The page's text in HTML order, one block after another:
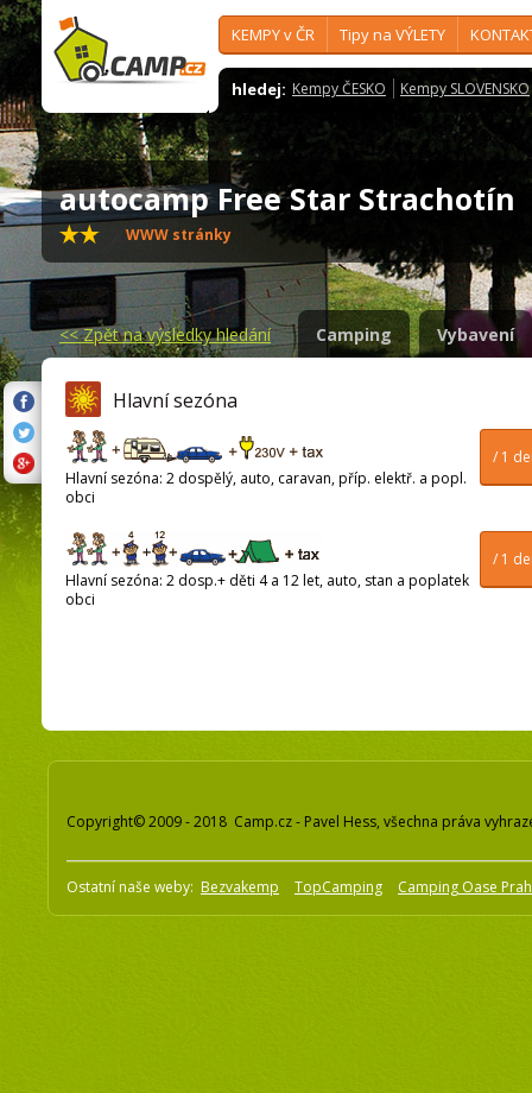
KEMPY v ČR Tipy na VÝLETY
hledej: Kempy ČESKO Kempy SLOVENSKO
autocamp Free Star Strachotín
WWW stránky
<<Zpět na výsledky hledání Camping Vybavení
Hlavní sezóna
/ 1
Hlavní sezóna: 2 dospělý, auto, caravan, příp. elektř. a popl.
obci
/ 1
Hlavní sezóna: 2 dosp.+ děti 4 a 12 let, auto, stan a poplatek
obci
Copyright© 2009 - 2018 Camp.cz - Pavel Hess, všechna práva
Ostatní naše weby: Bezvakemp TopCamping Camping Oase